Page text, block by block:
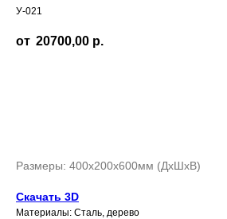
У-021
20700,00 р.
Размеры: 400х200х600мм (ДхШхВ)
Скачать 3D
Материалы: Сталь, дерево